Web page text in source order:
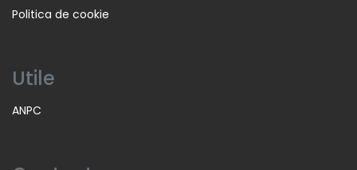
Politica de cookie
Utile
ANPC